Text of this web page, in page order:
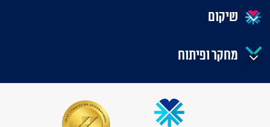
שיקום
מחקר ופיתוח